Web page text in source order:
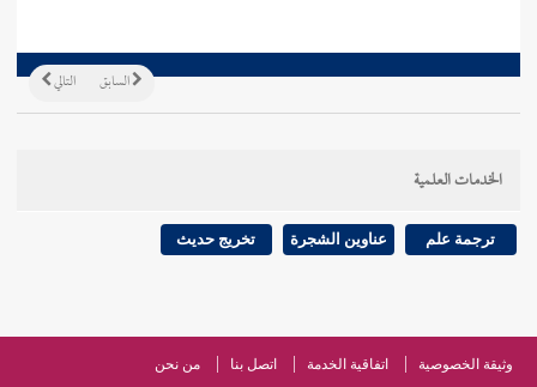
التالي السابق
الخدمات العلمية
ترجمة علم عناوين الشجرة تخريج حديث
وثيقة الخصوصية اتفاقية الخدمة اتصل بنا من نحن